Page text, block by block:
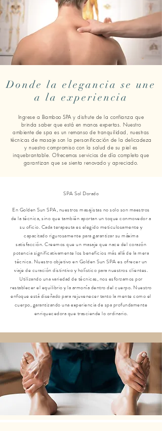
Donde la elegancia se une
a la experiencia
Ingrese a Bamboo SPA y disfrute de la confianza que
brinda saber que está en manos expertas. Nuestro
ambiente de spa es un remanso de tranquilidad, nuestras
técnicas de masaje son la personificación de la delicadeza
y nuestro compromiso con la salud de su piel es
inquebrantable. Ofrecemos servicios de día completo que
garantizan que se sienta renovado y apreciado.
SPA Sol Dorado
En Golden Sun SPA, nuestros masajistas no solo son maestros
de la técnica, sino que también aportan un toque conmovedor a
su oficio. Cada terapeuta es elegido meticulosamente y
capacitado rigurosamente para garantizar su máxima
satisfacción. Creemos que un masaje que nace del corazón
potencia significativamente los beneficios más allá de la mera
técnica. Nuestro objetivo en Golden Sun SPA es ofrecer un
viaje de curación distintivo y holístico para nuestros clientes.
Utilizando una variedad de técnicas, nos esforzamos por
restablecer el equilibrio y la armonía dentro del cuerpo. Nuestro
enfoque está diseñado para rejuvenecer tanto la mente como el
cuerpo, garantizando una experiencia de spa profundamente
enriquecedora que trasciende lo ordinario.